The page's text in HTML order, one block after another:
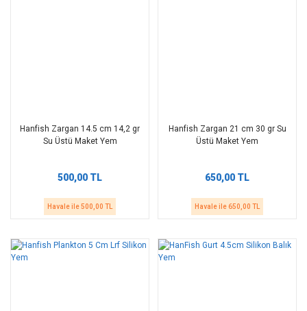
Hanfish Zargan 14.5 cm 14,2 gr
Su Üstü Maket Yem
500,00 TL
Havale ile 500,00 TL
Hanfish Zargan 21 cm 30 gr Su
Üstü Maket Yem
650,00 TL
Havale ile 650,00 TL